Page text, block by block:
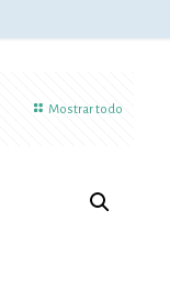
Mostrar todo